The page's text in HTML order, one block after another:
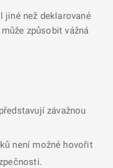
jiné než deklarované
způsobit vážná
závažnou
není možné hovořit